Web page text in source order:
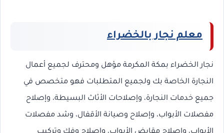
معلم نجار بالخضراء
نجار الخضراء بمكة المكرمة مؤهل ومحترف لجميع أعمال
النجارة الخاصة بك ولجميع المتطلبات فهو متخصص في
جميع خدمات النجارة، وإصلاحات الأثاث البسيطة، وإصلاح
مفصلات الأبواب، وإصلاح وصيانة الأقفال، وشد مفصلات